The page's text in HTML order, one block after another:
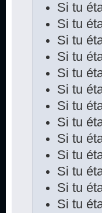
Si tu
Si tu
Si tu
Si tu
Si tu
Si tu
Si tu
Si tu
Si tu
Si tu
Si tu
Si tu
Si tu